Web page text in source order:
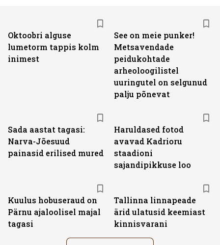
Oktoobri alguse
lumetorm tappis kolm
inimest
See on meie punker!
Metsavendade
peidukohtade
arheoloogilistel
uuringutel on selgunud
palju põnevat
Sada aastat tagasi:
Narva-Jõesuud
painasid erilised mured
Haruldased fotod
avavad Kadrioru
staadioni
sajandipikkuse loo
Kuulus hobuseraud on
Pärnu ajaloolisel majal
tagasi
Tallinna linnapeade
ärid ulatusid keemiast
kinnisvarani